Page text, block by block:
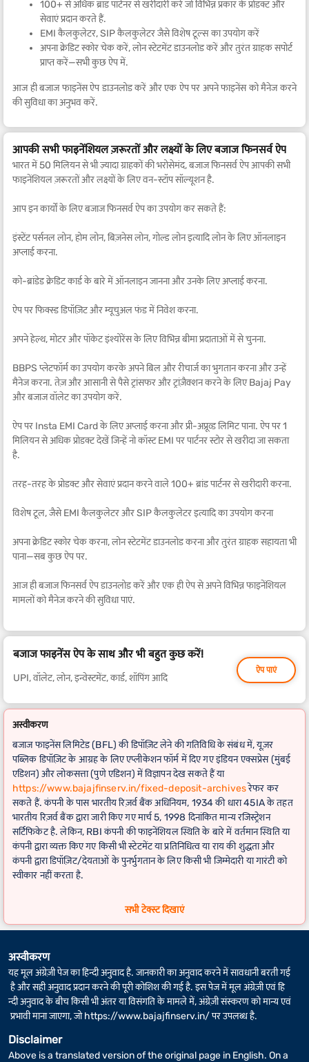
100+ से अधिक ब्रांड पार्टनर से खरीदारी करें जो विभिन्न प्रकार के प्रोडक्ट और
सेवाएं प्रदान करते हैं.
EMI कैलकुलेटर, SIP कैलकुलेटर जैसे विशेष टूल्स का उपयोग करें
अपना क्रेडिट स्कोर चेक करें, लोन स्टेटमेंट डाउनलोड करें और तुरंत ग्राहक सपोर्ट
प्राप्त करें—सभी कुछ ऐप में.
आज ही बजाज फाइनेंस ऐप डाउनलोड करें और एक ऐप पर अपने फाइनेंस को मैनेज करने
की सुविधा का अनुभव करें.
आपकी सभी फाइनेंशियल ज़रूरतों और लक्ष्यों के लिए बजाज फिनसर्व ऐप
भारत में 50 मिलियन से भी ज़्यादा ग्राहकों की भरोसेमंद, बजाज फिनसर्व ऐप आपकी सभी
फाइनेंशियल ज़रूरतों और लक्ष्यों के लिए वन-स्टॉप सॉल्यूशन है.
आप इन कार्यों के लिए बजाज फिनसर्व ऐप का उपयोग कर सकते हैं:
इंस्टेंट पर्सनल लोन, होम लोन, बिज़नेस लोन, गोल्ड लोन इत्यादि लोन के लिए ऑनलाइन
अप्लाई करना.
को-ब्रांडेड क्रेडिट कार्ड के बारे में ऑनलाइन जानना और उनके लिए अप्लाई करना.
ऐप पर फिक्स्ड डिपॉज़िट और म्यूचुअल फंड में निवेश करना.
अपने हेल्थ, मोटर और पॉकेट इंश्योरेंस के लिए विभिन्न बीमा प्रदाताओं में से चुनना.
BBPS प्लेटफॉर्म का उपयोग करके अपने बिल और रीचार्ज का भुगतान करना और उन्हें
मैनेज करना. तेज़ और आसानी से पैसे ट्रांसफर और ट्रांज़ैक्शन करने के लिए Bajaj Pay
और बजाज वॉलेट का उपयोग करें.
ऐप पर Insta EMI Card के लिए अप्लाई करना और प्री-अप्रूव्ड लिमिट पाना. ऐप पर 1
मिलियन से अधिक प्रोडक्ट देखें जिन्हें नो कॉस्ट EMI पर पार्टनर स्टोर से खरीदा जा सकता
है.
तरह-तरह के प्रोडक्ट और सेवाएं प्रदान करने वाले 100+ ब्रांड पार्टनर से खरीदारी करना.
विशेष टूल, जैसे EMI कैलकुलेटर और SIP कैलकुलेटर इत्यादि का उपयोग करना
अपना क्रेडिट स्कोर चेक करना, लोन स्टेटमेंट डाउनलोड करना और तुरंत ग्राहक सहायता भी
पाना—सब कुछ ऐप पर.
आज ही बजाज फिनसर्व ऐप डाउनलोड करें और एक ही ऐप से अपने विभिन्न फाइनेंशियल
मामलों को मैनेज करने की सुविधा पाएं.
बजाज फाइनेंस ऐप के साथ और भी बहुत कुछ करें!
UPI, वॉलेट, लोन, इन्वेस्टमेंट, कार्ड, शॉपिंग आदि
ऐप पाएं
अस्वीकरण
बजाज फाइनेंस लिमिटेड (BFL) की डिपॉज़िट लेने की गतिविधि के संबंध में, यूज़र
पब्लिक डिपॉज़िट के आग्रह के लिए एप्लीकेशन फॉर्म में दिए गए इंडियन एक्सप्रेस (मुंबई
एडिशन) और लोकसत्ता (पुणे एडिशन) में विज्ञापन देख सकते हैं या
https://www.bajajfinserv.in/fixed-deposit-archivesरेफर कर
सकते हैं. कंपनी के पास भारतीय रिज़र्व बैंक अधिनियम, 1934 की धारा 45IA के तहत
भारतीय रिज़र्व बैंक द्वारा जारी किए गए मार्च 5, 1998 दिनांकित मान्य रजिस्ट्रेशन
सर्टिफिकेट है. लेकिन, RBI कंपनी की फाइनेंशियल स्थिति के बारे में वर्तमान स्थिति या
कंपनी द्वारा व्यक्त किए गए किसी भी स्टेटमेंट या प्रतिनिधित्व या राय की शुद्धता और
कंपनी द्वारा डिपॉज़िट/देयताओं के पुनर्भुगतान के लिए किसी भी जिम्मेदारी या गारंटी को
स्वीकार नहीं करता है.
के लिए वास्तविक रिटर्न कुछ अलग-अलग हो सकता है, अगर फिक्स्ड
सभी टेक्स्ट दिखाएं
अस्वीकरण
यह मूल अंग्रेज़ी पेज का हिन्दी अनुवाद है. जानकारी का अनुवाद करने में सावधानी बरती गई
है और सही अनुवाद प्रदान करने की पूरी कोशिश की गई है. इस पेज में मूल अंग्रेज़ी एवं हि
न्दी अनुवाद के बीच किसी भी अंतर या विसंगति के मामले में, अंग्रेज़ी संस्करण को मान्य एवं
प्रभावी माना जाएगा, जोhttps://www.bajajfinserv.in/पर उपलब्ध है.
Disclaimer
Above is a translated version of the original page in English. On a